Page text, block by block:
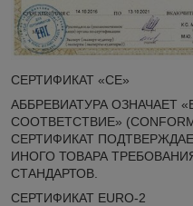
СЕРТИФИКАТ «СЕ»
АББРЕВИАТУРА ОЗНАЧАЕТ
СООТВЕТСТВИЕ»
СЕРТИФИКАТ
ИНОГО ТОВАРА
СТАНДАРТОВ.
СЕРТИФИКАТ EURO-2